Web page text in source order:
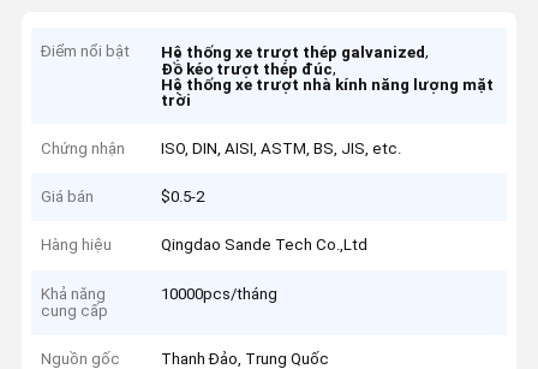
Điểm nổi bật Hệ thống xe trượt thép galvanized,
Đồ kéo trượt thép đúc,
Hệ thống xe trượt nhà kính năng lượng mặt
trời
Chứng nhận ISO, DIN, AISI, ASTM, BS, JIS, etc.
Giá bán $0.5-2
Hàng hiệu Qingdao Sande Tech Co.,Ltd
Khả năng
cung cấp
10000pcs/tháng
Nguồn gốc Thanh Đảo, Trung Quốc